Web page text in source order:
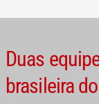
Duas
brasileira